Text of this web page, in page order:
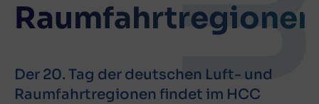
Raumfahrtregionen
Der 20. Tag der deutschen Luft- und
Raumfahrtregionen findet im HCC